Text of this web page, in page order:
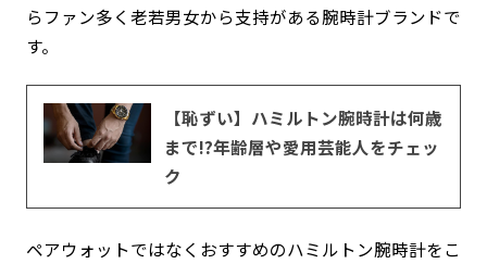
らファン多く老若男女から支持がある腕時計ブランドで
す。
【恥ずい】ハミルトン腕時計は何歳
まで!?年齢層や愛用芸能人をチェッ
ク
ペアウォットではなくおすすめのハミルトン腕時計をこ